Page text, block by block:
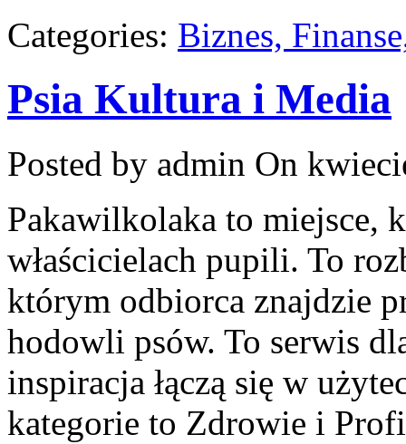
Categories: Biznes,
Psia Kultura i Media
Posted by admin On
Pakawilkolaka to miejsce,
właścicielach pupili. To
którym odbiorca znajdzie
hodowli psów. To serwis
inspiracja łączą się w
kategorie to Zdrowie i